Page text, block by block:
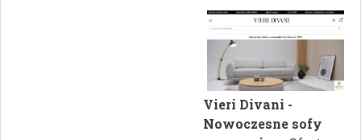
Vieri Divani -
Nowoczesne sofy